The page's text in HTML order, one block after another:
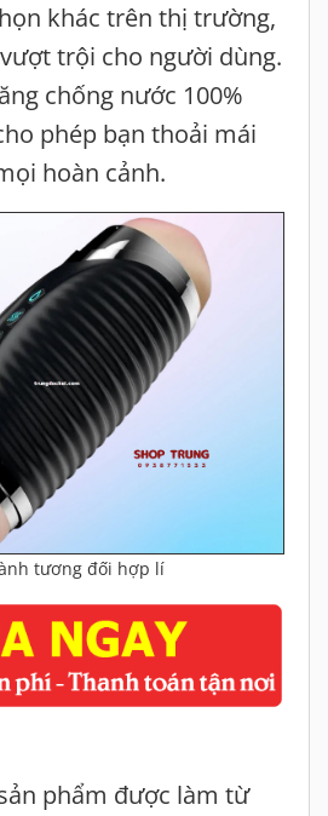
khác trên thị trường,
trội cho người dùng.
chống nước 100%
phép bạn thoải mái
hoàn cảnh.
tương đối hợp lí
phẩm được làm từ